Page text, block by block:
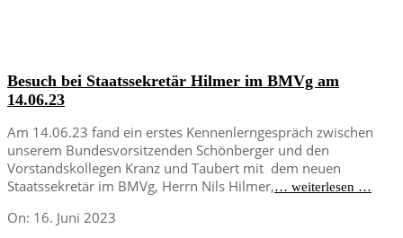
Besuch bei Staatssekretär Hilmer im BMVg am
14.06.23
Am 14.06.23 fand ein erstes Kennenlerngespräch zwischen
unserem Bundesvorsitzenden Schönberger und den
Vorstandskollegen Kranz und Taubert mit dem neuen
Staatssekretär im BMVg, Herrn Nils Hilmer,… weiterlesen …
2023-
On: 16. Juni 2023